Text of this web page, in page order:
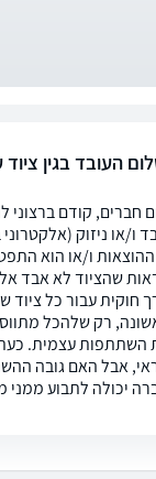
העובד בגין
ו/או ניזוק
ו/או הוא
שהציוד לא אבד
רק שלהכל
השתתפות עצמית.
אבל האם גובה
יכולה לתבוע